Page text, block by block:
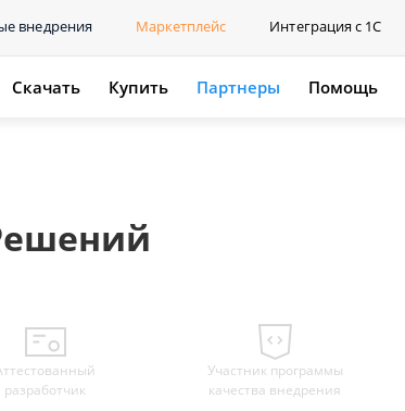
внедрения Маркетплейс Интеграция с 1С
Скачать Купить Партнеры Помощь
разработчик
Участник программы
качества внедрения